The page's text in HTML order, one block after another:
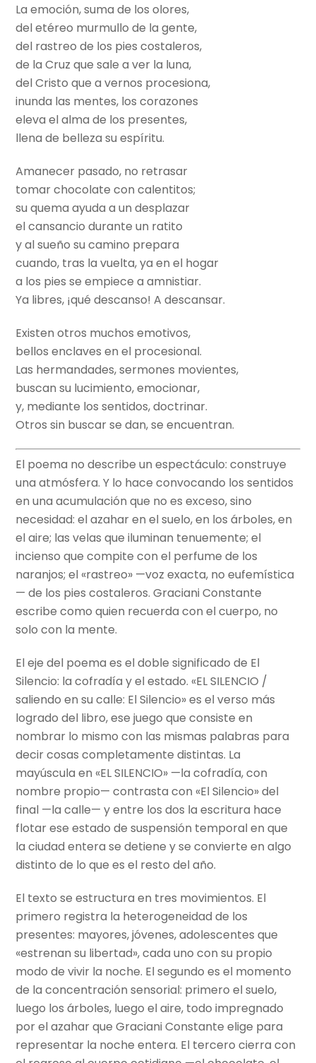
La emoción, suma de los olores,
del etéreo murmullo de la gente,
del rastreo de los pies costaleros,
de la Cruz que sale a ver la luna,
del Cristo que a vernos procesiona,
inunda las mentes, los corazones
eleva el alma de los presentes,
llena de belleza su espíritu.
Amanecer pasado, no retrasar
tomar chocolate con calentitos;
su quema ayuda a un desplazar
el cansancio durante un ratito
y al sueño su camino prepara
cuando, tras la vuelta, ya en el hogar
a los pies se empiece a amnistiar.
Ya libres, ¡qué descanso! A descansar.
Existen otros muchos emotivos,
bellos enclaves en el procesional.
Las hermandades, sermones movientes,
buscan su lucimiento, emocionar,
y, mediante los sentidos, doctrinar.
Otros sin buscar se dan, se encuentran.
El poema no describe un espectáculo: construye
una atmósfera. Y lo hace convocando los sentidos
en una acumulación que no es exceso, sino
necesidad: el azahar en el suelo, en los árboles, en
el aire; las velas que iluminan tenuemente; el
incienso que compite con el perfume de los
naranjos; el «rastreo» —voz exacta, no eufemística
— de los pies costaleros. Graciani Constante
escribe como quien recuerda con el cuerpo, no
solo con la mente.
El eje del poema es el doble significado de El
Silencio: la cofradía y el estado. «EL SILENCIO /
saliendo en su calle: El Silencio» es el verso más
logrado del libro, ese juego que consiste en
nombrar lo mismo con las mismas palabras para
decir cosas completamente distintas. La
mayúscula en «EL SILENCIO» —la cofradía, con
nombre propio— contrasta con «El Silencio» del
final —la calle— y entre los dos la escritura hace
flotar ese estado de suspensión temporal en que
la ciudad entera se detiene y se convierte en algo
distinto de lo que es el resto del año.
El texto se estructura en tres movimientos. El
primero registra la heterogeneidad de los
presentes: mayores, jóvenes, adolescentes que
«estrenan su libertad», cada uno con su propio
modo de vivir la noche. El segundo es el momento
de la concentración sensorial: primero el suelo,
luego los árboles, luego el aire, todo impregnado
por el azahar que Graciani Constante elige para
representar la noche entera. El tercero cierra con